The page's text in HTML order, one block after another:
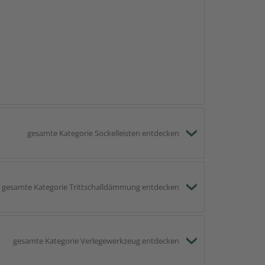
gesamte Kategorie Sockelleisten entdecken
gesamte Kategorie Trittschalldämmung entdecken
gesamte Kategorie Verlegewerkzeug entdecken